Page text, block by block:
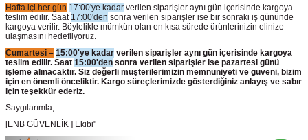
Hafta içi her gün 17:00'ye kadar verilen siparişler aynı gün içerisinde kargoya
teslim edilir. Saat 17:00'den sonra verilen siparişler ise bir sonraki iş gününde
kargoya verilir. Böylelikle mümkün olan en kısa sürede ürünlerinizin elinize
ulaşmasını hedefliyoruz.
Cumartesi – 15:00'ye kadar verilen siparişler aynı gün içerisinde kargoya
teslim edilir. Saat 15:00'den sonra verilen siparişler ise pazartesi günü
işleme alınacaktır. Siz değerli müşterilerimizin memnuniyeti ve güveni, bizim
için en önemli önceliktir. Kargo süreçlerimizde gösterdiğiniz anlayış ve sabır
için teşekkür ederiz.
Saygılarımla,
[ENB GÜVENLİK ] Ekibi"